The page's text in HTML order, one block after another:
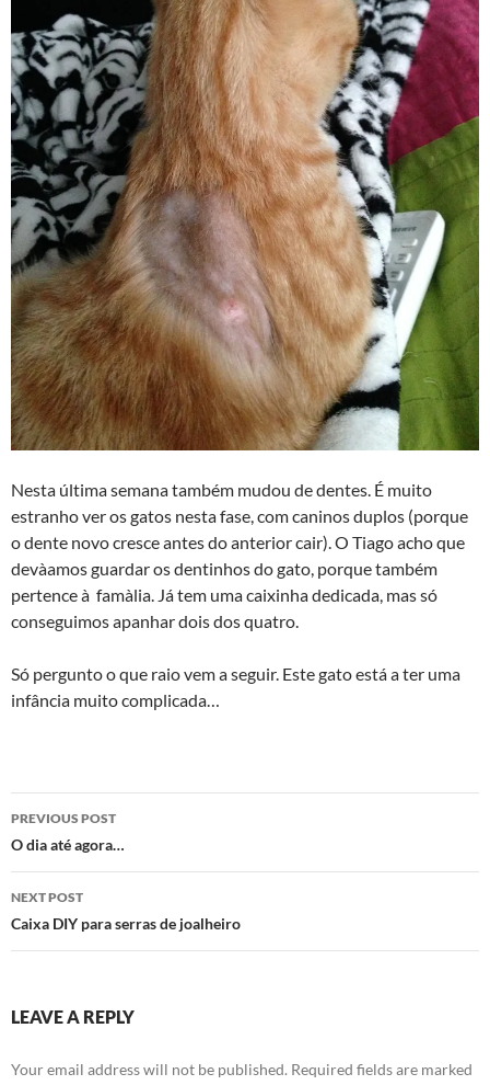
Nesta última semana também mudou de dentes. É muito
estranho ver os gatos nesta fase, com caninos duplos (porque
o dente novo cresce antes do anterior cair). O Tiago acho que
devà­amos guardar os dentinhos do gato, porque também
pertence à famà­lia. Já tem uma caixinha dedicada, mas só
conseguimos apanhar dois dos quatro.
Só pergunto o que raio vem a seguir. Este gato está a ter uma
infância muito complicada…
Post
navigation
PREVIOUS POST
O dia até agora…
NEXT POST
Caixa DIY para serras de joalheiro
LEAVE A REPLY
Your email address will not be published. Required fields are marked